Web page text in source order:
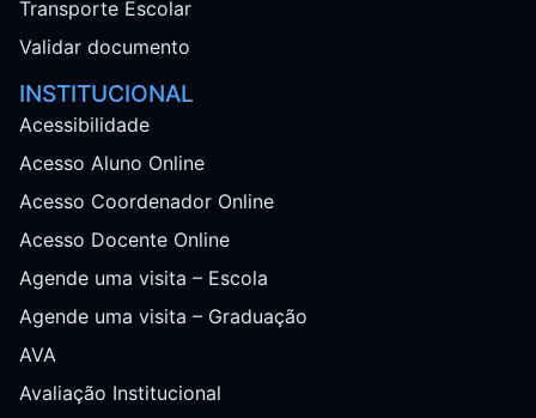
Transporte Escolar
Validar documento
INSTITUCIONAL
Acessibilidade
Acesso Aluno Online
Acesso Coordenador Online
Acesso Docente Online
Agende uma visita – Escola
Agende uma visita – Graduação
AVA
Avaliação Institucional